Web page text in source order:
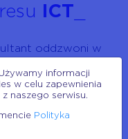
ICT
oddzwoni w
terminie!
informacji
w celu zapewnienia
naszego serwisu.
Polityka